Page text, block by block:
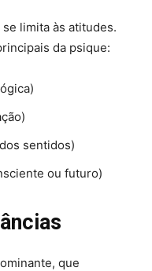
limita às atitudes.
da psique:
sentidos)
ou futuro)
que